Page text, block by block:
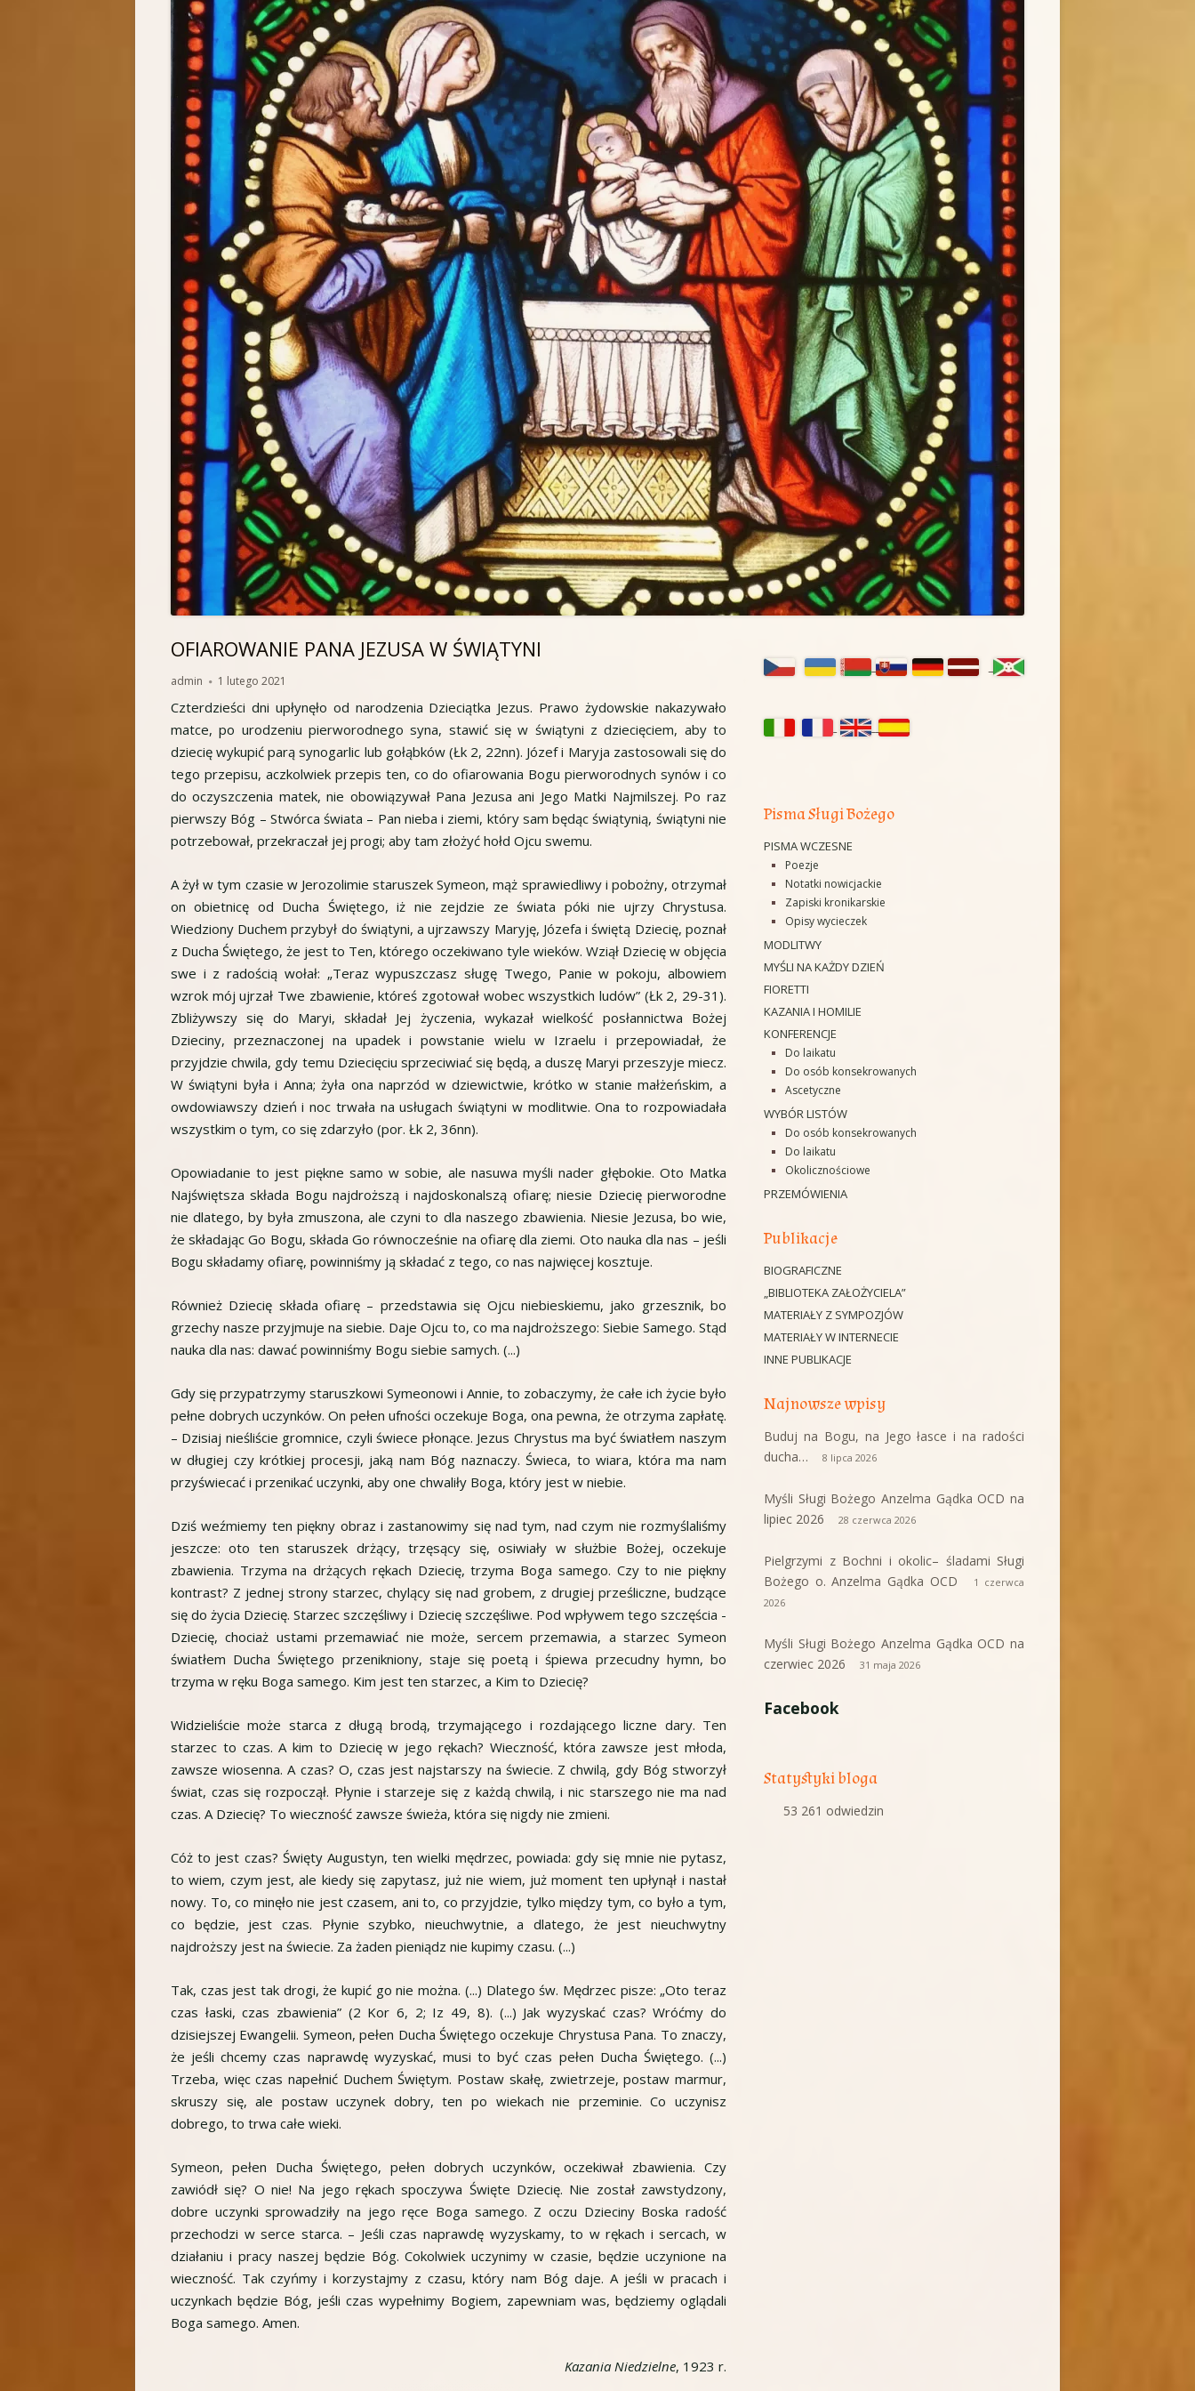
BIOGRAFIA
FOTOGALERIA
MODLITWY
ŚWIADECTWA O ŁASKACH
AUDIO-VIDEO
SKRZYNKA INTENCJI
OGŁOSZENIA
RELACJE AUDIO-VIDEO
ROCZNICE
SESJE NAUKOWE
KONKURSY
INNE WYDARZENIA
WYWIADY
ŚWIADECTWA AUDIO-VIDEO
ARTYKUŁY I KAZANIA O SŁUDZE
BOŻYM
OPISY Z KRONIK KLASZTORNYCH
PIEŚNI O SŁUDZE BOŻYM
WIERSZE O SŁUDZE BOŻYM
ZWIEDZANIE
FOTO-GALERIA MUZEUM
ZWIEDZANIE
RELACJE Z WYDARZEŃ
KOLĘDOWANIE „U MACIUSIA”
ORATORIUM „EMMANUEL”
REKOLEKCJE INDYWIDUALNE
ŚWIADECTWA
FOTO-GALERIA DOMU PAMIĘCI
WICEPOSTULACJA
KLASZTOR NIEGOWIĆ
POLITYKA PRYWATNOŚCI
OFIAROWANIE PANA JEZUSA W ŚWIĄTYNI
Autor
admin Opublikowano
1 lutego 2021
Czterdzieści dni upłynęło od narodzenia Dzieciątka Jezus. Prawo żydowskie nakazywało
matce, po urodzeniu pierworodnego syna, stawić się w świątyni z dziecięciem, aby to
dziecię wykupić parą synogarlic lub gołąbków (Łk 2, 22nn). Józef i Maryja zastosowali się do
tego przepisu, aczkolwiek przepis ten, co do ofiarowania Bogu pierworodnych synów i co
do oczyszczenia matek, nie obowiązywał Pana Jezusa ani Jego Matki Najmilszej. Po raz
pierwszy Bóg – Stwórca świata – Pan nieba i ziemi, który sam będąc świątynią, świątyni nie
potrzebował, przekraczał jej progi; aby tam złożyć hołd Ojcu swemu.
A żył w tym czasie w Jerozolimie staruszek Symeon, mąż sprawiedliwy i pobożny, otrzymał
on obietnicę od Ducha Świętego, iż nie zejdzie ze świata póki nie ujrzy Chrystusa.
Wiedziony Duchem przybył do świątyni, a ujrzawszy Maryję, Józefa i świętą Dziecię, poznał
z Ducha Świętego, że jest to Ten, którego oczekiwano tyle wieków. Wziął Dziecię w objęcia
swe i z radością wołał: „Teraz wypuszczasz sługę Twego, Panie w pokoju, albowiem
wzrok mój ujrzał Twe zbawienie, któreś zgotował wobec wszystkich ludów” (Łk 2, 29-31).
Zbliżywszy się do Maryi, składał Jej życzenia, wykazał wielkość posłannictwa Bożej
Dzieciny, przeznaczonej na upadek i powstanie wielu w Izraelu i przepowiadał, że
przyjdzie chwila, gdy temu Dziecięciu sprzeciwiać się będą, a duszę Maryi przeszyje miecz.
W świątyni była i Anna; żyła ona naprzód w dziewictwie, krótko w stanie małżeńskim, a
owdowiawszy dzień i noc trwała na usługach świątyni w modlitwie. Ona to rozpowiadała
wszystkim o tym, co się zdarzyło (por. Łk 2, 36nn).
Opowiadanie to jest piękne samo w sobie, ale nasuwa myśli nader głębokie. Oto Matka
Najświętsza składa Bogu najdroższą i najdoskonalszą ofiarę; niesie Dziecię pierworodne
nie dlatego, by była zmuszona, ale czyni to dla naszego zbawienia. Niesie Jezusa, bo wie,
że składając Go Bogu, składa Go równocześnie na ofiarę dla ziemi. Oto nauka dla nas – jeśli
Bogu składamy ofiarę, powinniśmy ją składać z tego, co nas najwięcej kosztuje.
Również Dziecię składa ofiarę – przedstawia się Ojcu niebieskiemu, jako grzesznik, bo
grzechy nasze przyjmuje na siebie. Daje Ojcu to, co ma najdroższego: Siebie Samego. Stąd
nauka dla nas: dawać powinniśmy Bogu siebie samych. (...)
Gdy się przypatrzymy staruszkowi Symeonowi i Annie, to zobaczymy, że całe ich życie było
pełne dobrych uczynków. On pełen ufności oczekuje Boga, ona pewna, że otrzyma zapłatę.
– Dzisiaj nieśliście gromnice, czyli świece płonące. Jezus Chrystus ma być światłem naszym
w długiej czy krótkiej procesji, jaką nam Bóg naznaczy. Świeca, to wiara, która ma nam
przyświecać i przenikać uczynki, aby one chwaliły Boga, który jest w niebie.
Dziś weźmiemy ten piękny obraz i zastanowimy się nad tym, nad czym nie rozmyślaliśmy
jeszcze: oto ten staruszek drżący, trzęsący się, osiwiały w służbie Bożej, oczekuje
zbawienia. Trzyma na drżących rękach Dziecię, trzyma Boga samego. Czy to nie piękny
kontrast? Z jednej strony starzec, chylący się nad grobem, z drugiej prześliczne, budzące
się do życia Dziecię. Starzec szczęśliwy i Dziecię szczęśliwe. Pod wpływem tego szczęścia -
Dziecię, chociaż ustami przemawiać nie może, sercem przemawia, a starzec Symeon
światłem Ducha Świętego przenikniony, staje się poetą i śpiewa przecudny hymn, bo
trzyma w ręku Boga samego. Kim jest ten starzec, a Kim to Dziecię?
Widzieliście może starca z długą brodą, trzymającego i rozdającego liczne dary. Ten
starzec to czas. A kim to Dziecię w jego rękach? Wieczność, która zawsze jest młoda,
zawsze wiosenna. A czas? O, czas jest najstarszy na świecie. Z chwilą, gdy Bóg stworzył
świat, czas się rozpoczął. Płynie i starzeje się z każdą chwilą, i nic starszego nie ma nad
czas. A Dziecię? To wieczność zawsze świeża, która się nigdy nie zmieni.
Cóż to jest czas? Święty Augustyn, ten wielki mędrzec, powiada: gdy się mnie nie pytasz,
to wiem, czym jest, ale kiedy się zapytasz, już nie wiem, już moment ten upłynął i nastał
nowy. To, co minęło nie jest czasem, ani to, co przyjdzie, tylko między tym, co było a tym,
co będzie, jest czas. Płynie szybko, nieuchwytnie, a dlatego, że jest nieuchwytny
najdroższy jest na świecie. Za żaden pieniądz nie kupimy czasu. (...)
Tak, czas jest tak drogi, że kupić go nie można. (...) Dlatego św. Mędrzec pisze: „Oto teraz
czas łaski, czas zbawienia” (2 Kor 6, 2; Iz 49, 8). (...) Jak wyzyskać czas? Wróćmy do
dzisiejszej Ewangelii. Symeon, pełen Ducha Świętego oczekuje Chrystusa Pana. To znaczy,
że jeśli chcemy czas naprawdę wyzyskać, musi to być czas pełen Ducha Świętego. (...)
Trzeba, więc czas napełnić Duchem Świętym. Postaw skałę, zwietrzeje, postaw marmur,
skruszy się, ale postaw uczynek dobry, ten po wiekach nie przeminie. Co uczynisz
dobrego, to trwa całe wieki.
Symeon, pełen Ducha Świętego, pełen dobrych uczynków, oczekiwał zbawienia. Czy
zawiódł się? O nie! Na jego rękach spoczywa Święte Dziecię. Nie został zawstydzony,
dobre uczynki sprowadziły na jego ręce Boga samego. Z oczu Dzieciny Boska radość
przechodzi w serce starca. – Jeśli czas naprawdę wyzyskamy, to w rękach i sercach, w
działaniu i pracy naszej będzie Bóg. Cokolwiek uczynimy w czasie, będzie uczynione na
wieczność. Tak czyńmy i korzystajmy z czasu, który nam Bóg daje. A jeśli w pracach i
uczynkach będzie Bóg, jeśli czas wypełnimy Bogiem, zapewniam was, będziemy oglądali
Boga samego. Amen.
Kazania Niedzielne, 1923 r.
Główny
boczny
Pisma Sługi Bożego
PISMA WCZESNE
Poezje
Notatki nowicjackie
Zapiski kronikarskie
Opisy wycieczek
MODLITWY
MYŚLI NA KAŻDY DZIEŃ
FIORETTI
KAZANIA I HOMILIE
KONFERENCJE
Do laikatu
Do osób konsekrowanych
Ascetyczne
WYBÓR LISTÓW
Do osób konsekrowanych
Do laikatu
Okolicznościowe
PRZEMÓWIENIA
Publikacje
BIOGRAFICZNE
„BIBLIOTEKA ZAŁOŻYCIELA”
MATERIAŁY Z SYMPOZJÓW
MATERIAŁY W INTERNECIE
INNE PUBLIKACJE
Najnowsze wpisy
Buduj na Bogu, na Jego łasce i na radości
ducha…
8 lipca 2026
Myśli Sługi Bożego Anzelma Gądka OCD na
lipiec 2026
28 czerwca 2026
Pielgrzymi z Bochni i okolic– śladami Sługi
Bożego o. Anzelma Gądka OCD
1 czerwca
2026
Myśli Sługi Bożego Anzelma Gądka OCD na
czerwiec 2026
31 maja 2026
Facebook
Statystyki bloga
53 261 odwiedzin